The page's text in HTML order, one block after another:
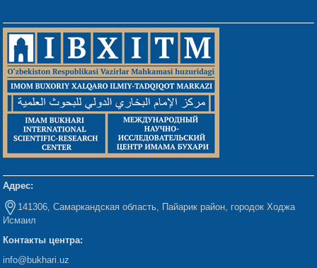
Адрес:
141306, Самаркандская область, Пайарик район, городок Ходжа
Исмаил
Контакты центра:
info@bukhari.uz